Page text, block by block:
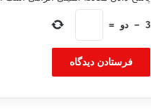
3
− دو =